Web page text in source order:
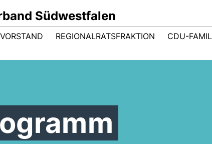
Südwestfalen
REGIONALRATSFRAKTION CDU-